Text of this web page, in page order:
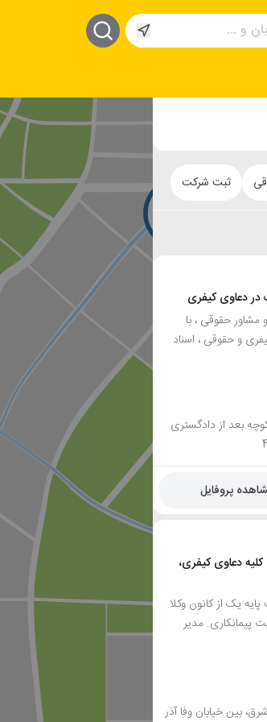
ثبت شرکت
در دعاوی کیفری
مشاور حقوقی ، با
کیفری و حقوقی ، اسناد
کوچه بعد از دادگستری
پروفایل
دعاوی کیفری،
یک از کانون وکلا
پیمانکاری. مدیر
شرق، بین خیابان وفا آذر